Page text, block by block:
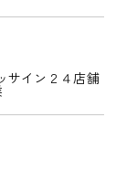
サイン２４店舗